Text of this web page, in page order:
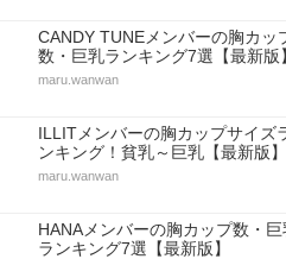
CANDY TUNEメンバーの胸カッ
数・巨乳ランキング7選【最新版】
maru.wanwan
ILLITメンバーの胸カップサイズ
ンキング！貧乳～巨乳【最新版】
maru.wanwan
HANAメンバーの胸カップ数・巨
ランキング7選【最新版】